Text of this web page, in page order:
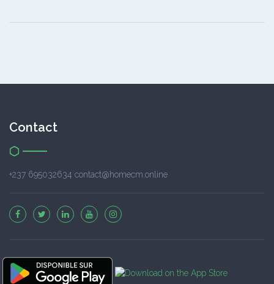
Contact
+237 695032634 contact@homecm.online